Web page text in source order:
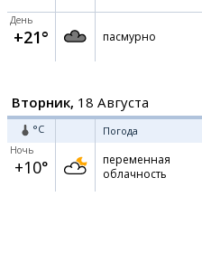
День
+21° пасмурно
Вторник, 18 Августа
°C Погода
Ночь
+10°
переменная
облачность